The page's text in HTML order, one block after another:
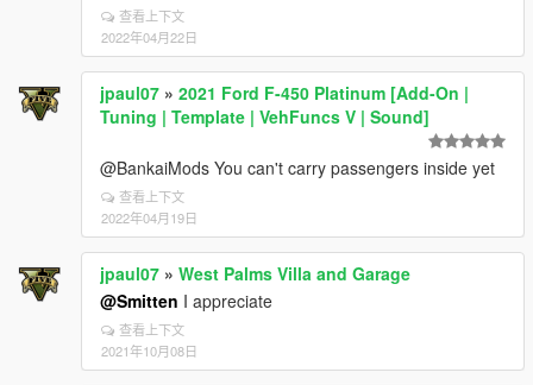
查看上下文
2022年04月22日
jpaul07 » 2021 Ford F-450 Platinum [Add-On |
Tuning | Template | VehFuncs V | Sound]
@BankaiMods You can't carry passengers inside yet
查看上下文
2022年04月19日
jpaul07 » West Palms Villa and Garage
@Smitten I appreciate
查看上下文
2021年10月08日